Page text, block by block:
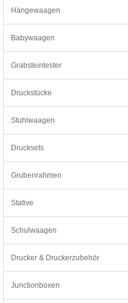
Hängewaagen
Babywaagen
Grabsteintester
Druckstücke
Stuhlwaagen
Drucksets
Grubenrahmen
Stative
Schulwaagen
Drucker & Druckerzubehör
Junctionboxen